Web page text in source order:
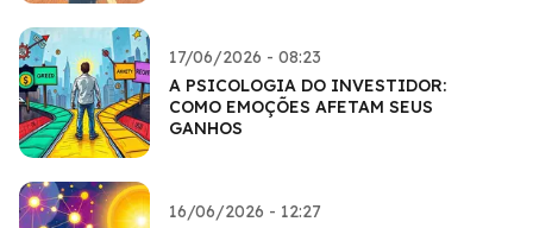
17/06/2026 - 08:23
A PSICOLOGIA DO INVESTIDOR:
COMO EMOÇÕES AFETAM SEUS
GANHOS
16/06/2026 - 12:27